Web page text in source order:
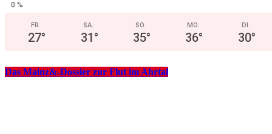
0 %
FR.
27°
SA.
31°
SO.
35°
MO.
36°
DI.
30°
Das Mainz&-Dossier zur Flut im Ahrtal